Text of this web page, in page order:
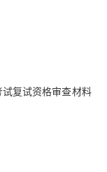
复试资格审查材料